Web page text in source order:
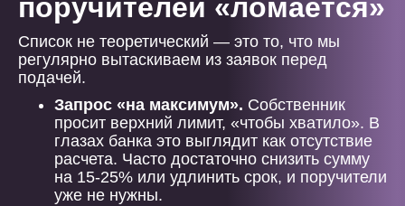
поручителей «ломается»
Список не теоретический — это то, что мы
регулярно вытаскиваем из заявок перед
подачей.
Запрос «на максимум». Собственник
просит верхний лимит, «чтобы хватило». В
глазах банка это выглядит как отсутствие
расчета. Часто достаточно снизить сумму
на 15-25% или удлинить срок, и поручители
уже не нужны.